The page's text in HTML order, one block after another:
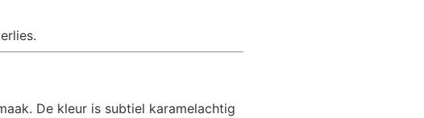
De kleur is subtiel karamelachtig